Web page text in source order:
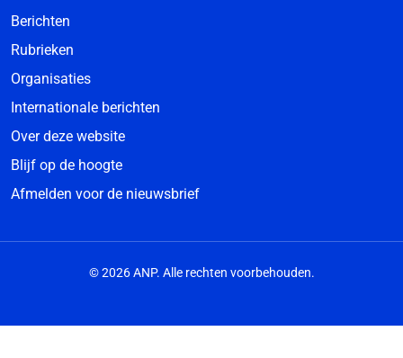
Berichten
Rubrieken
Organisaties
Internationale berichten
Over deze website
Blijf op de hoogte
Afmelden voor de nieuwsbrief
© 2026 ANP. Alle rechten voorbehouden.